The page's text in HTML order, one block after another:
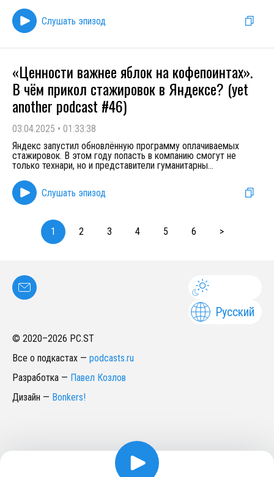
Слушать эпизод
«Ценности важнее яблок на кофепоинтах».
В чём прикол стажировок в Яндексе? (yet
another podcast #46)
03.04.2025 • 01:33:38
Яндекс запустил обновлённую программу оплачиваемых
стажировок. В этом году попасть в компанию смогут не
только технари, но и представители гуманитарны...
Слушать эпизод
1 2 3 4 5 6 >
Русский
© 2020–2026 PC.ST
Все о подкастах — podcasts.ru
Разработка — Павел Козлов
Дизайн — Bonkers!